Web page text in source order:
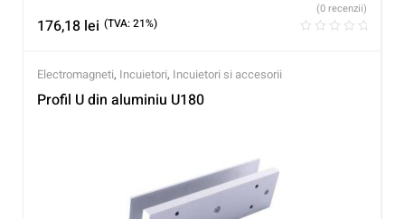
176,18 lei (TVA: 21%)
(0 recenzii)
Electromagneti, Incuietori, Incuietori si accesorii
Profil U din aluminiu U180